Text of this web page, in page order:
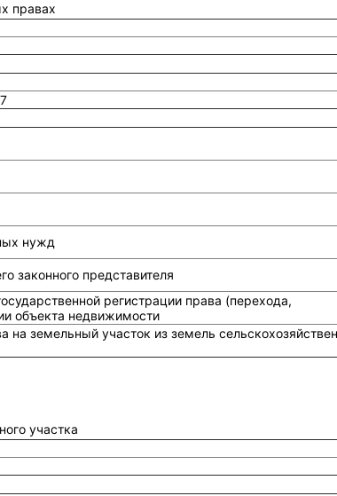
правах
нужд
законного представителя
регистрации права (перехода,
объекта недвижимости
земельный участок из земель
участка